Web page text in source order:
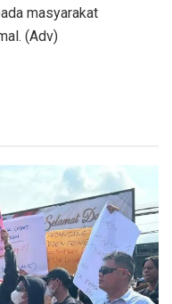
masyarakat
(Adv)